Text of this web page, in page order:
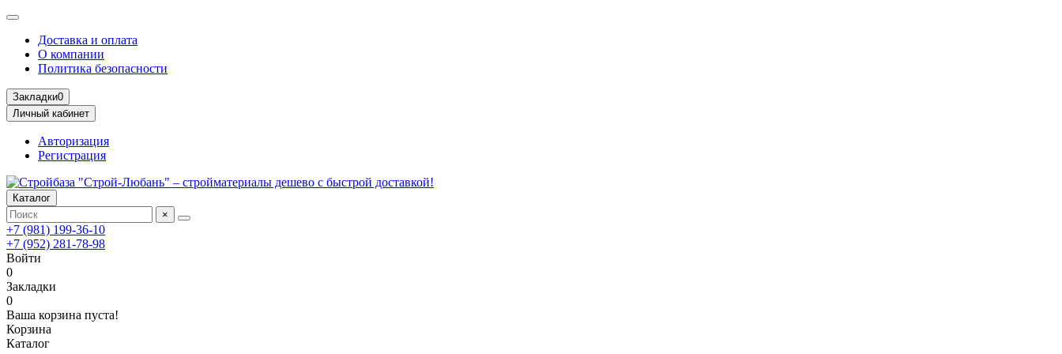
Доставка и оплата
О компании
Политика безопасности
Закладки0
Личный кабинет
Авторизация
Регистрация
Каталог
×
+7 (981) 199-36-10
+7 (952) 281-78-98
Войти
0
Закладки
0
Ваша корзина пуста!
Корзина
Каталог